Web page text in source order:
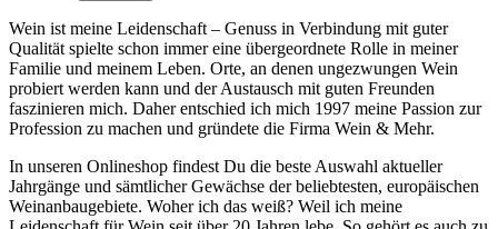
Wein ist meine Leidenschaft – Genuss in Verbindung mit guter
Qualität spielte schon immer eine übergeordnete Rolle in meiner
Familie und meinem Leben. Orte, an denen ungezwungen Wein
probiert werden kann und der Austausch mit guten Freunden
faszinieren mich. Daher entschied ich mich 1997 meine Passion zur
Profession zu machen und gründete die Firma Wein & Mehr.
In unseren Onlineshop findest Du die beste Auswahl aktueller
Jahrgänge und sämtlicher Gewächse der beliebtesten, europäischen
Weinanbaugebiete. Woher ich das weiß? Weil ich meine